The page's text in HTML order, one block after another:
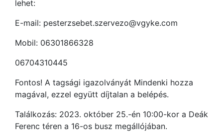
lehet:
E-mail: pesterzsebet.szervezo@vgyke.com
Mobil: 06301866328
06704310445
Fontos! A tagsági igazolványát Mindenki hozza
magával, ezzel együtt díjtalan a belépés.
Találkozás: 2023. október 25.-én 10:00-kor a Deák
Ferenc téren a 16-os busz megállójában.